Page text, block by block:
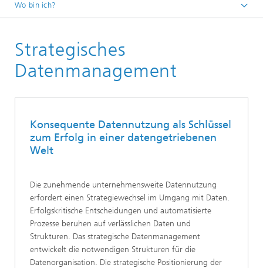
Wo bin ich?
Abteilungen
Strategisches
Datenmanagement
Konsequente Datennutzung als Schlüssel
zum Erfolg in einer datengetriebenen
Welt
Die zunehmende unternehmensweite Datennutzung
erfordert einen Strategiewechsel im Umgang mit Daten.
Erfolgskritische Entscheidungen und automatisierte
Prozesse beruhen auf verlässlichen Daten und
Strukturen. Das strategische Datenmanagement
entwickelt die notwendigen Strukturen für die
Datenorganisation. Die strategische Positionierung der